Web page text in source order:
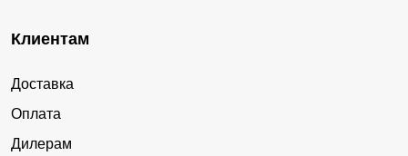
Клиентам
Доставка
Оплата
Дилерам